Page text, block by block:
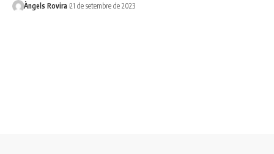
Àngels Rovira 21 de setembre de 2023